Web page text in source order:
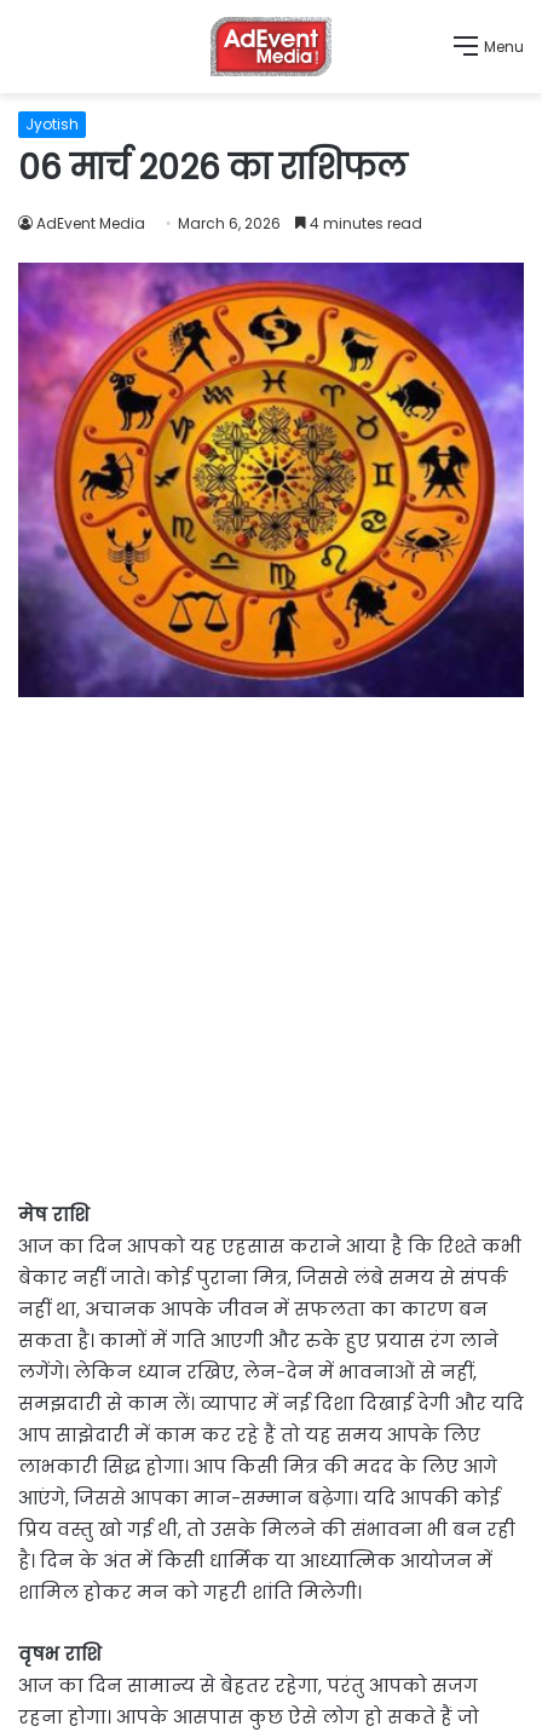
Menu
Jyotish
06 मार्च 2026 का राशिफल
AdEvent Media March 6, 2026 4 minutes read
मेष राशि
आज का दिन आपको यह एहसास कराने आया है कि रिश्ते कभी
बेकार नहीं जाते। कोई पुराना मित्र, जिससे लंबे समय से संपर्क
नहीं था, अचानक आपके जीवन में सफलता का कारण बन
सकता है। कामों में गति आएगी और रुके हुए प्रयास रंग लाने
लगेंगे। लेकिन ध्यान रखिए, लेन-देन में भावनाओं से नहीं,
समझदारी से काम लें। व्यापार में नई दिशा दिखाई देगी और यदि
आप साझेदारी में काम कर रहे हैं तो यह समय आपके लिए
लाभकारी सिद्ध होगा। आप किसी मित्र की मदद के लिए आगे
आएंगे, जिससे आपका मान-सम्मान बढ़ेगा। यदि आपकी कोई
प्रिय वस्तु खो गई थी, तो उसके मिलने की संभावना भी बन रही
है। दिन के अंत में किसी धार्मिक या आध्यात्मिक आयोजन में
शामिल होकर मन को गहरी शांति मिलेगी।
वृषभ राशि
आज का दिन सामान्य से बेहतर रहेगा, परंतु आपको सजग
रहना होगा। आपके आसपास कुछ ऐसे लोग हो सकते हैं जो